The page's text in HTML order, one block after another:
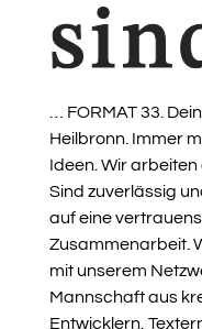
… FORMAT 33.
Heilbronn. Immer
Ideen. Wir
Sind zuverlässig
auf eine
Zusammenarbeit.
mit unserem
Mannschaft aus
Entwicklern,